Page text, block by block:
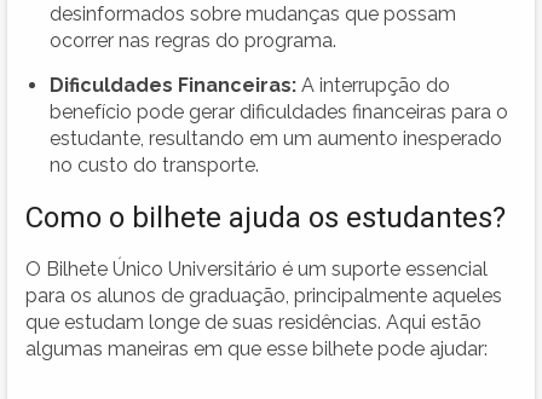
desinformados sobre mudanças que possam
ocorrer nas regras do programa.
Dificuldades Financeiras: A interrupção do
benefício pode gerar dificuldades financeiras para o
estudante, resultando em um aumento inesperado
no custo do transporte.
Como o bilhete ajuda os estudantes?
O Bilhete Único Universitário é um suporte essencial
para os alunos de graduação, principalmente aqueles
que estudam longe de suas residências. Aqui estão
algumas maneiras em que esse bilhete pode ajudar: